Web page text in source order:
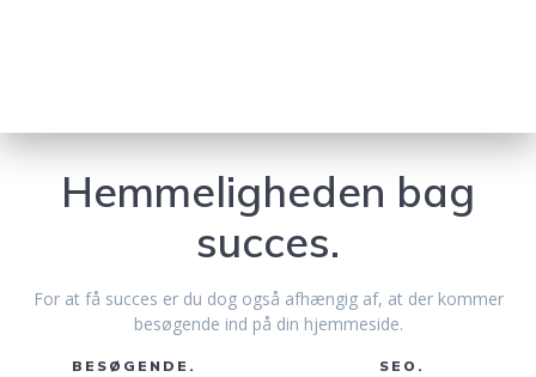
Hemmeligheden bag
succes.
For at få succes er du dog også afhængig af, at der kommer
besøgende ind på din hjemmeside.
BESØGENDE. SEO.